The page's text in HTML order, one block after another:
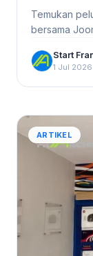
Minuman
Cuan
Temukan
bersama
Start
1 Jul 2026
ARTIKEL